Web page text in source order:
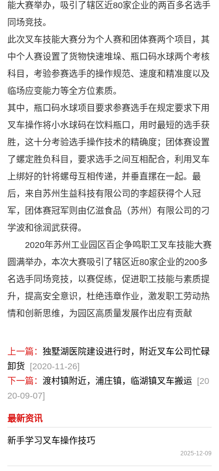
能大赛举办，吸引了辖区近80家企业的两百多名选手
同场竞技。
此次叉车技能大赛分为个人赛和团体赛两个项目，其
中个人赛设置了货物快速堆垛、瓶口码水球两个考核
科目，考验参赛选手的操作规范、速度和精准度以及
临场应变能力等全方位素质。
其中，瓶口码水球项目要求参赛选手在规定要求下用
叉车操作将小水球码在饮料瓶口，用时最短的选手获
胜，这十分考验选手操作技术的精确度；团体赛设置
了螺定胜负科目，要求选手之间互相配合，利用叉车
上绑好的针将螺母互相传递，并垂直摞在一起。最
后，来自苏州生益科技有限公司的李超获得个人冠
军，团体赛冠军则由亿滋食品（苏州）有限公司的刁
学波和徐润武获得。
2020年苏州工业园区百企争鸣职工叉车技能大赛
圆满举办，本次大赛吸引了辖区近80家企业的200多
名选手同场竞技，以赛促练，促进职工技能与素质提
升，提高安全意识，杜绝违章作业，激发职工劳动热
情和创新思维，为园区高质量发展作出应有贡献
上一篇： 独墅湖医院建设进行时，附近叉车公司忙碌
卸货
[2020-11-26]
下一篇： 渡村镇附近，浦庄镇，临湖镇叉车搬运
[20
20-09-07]
最新资讯
新手学习‌叉车操作技巧
2025-12-09